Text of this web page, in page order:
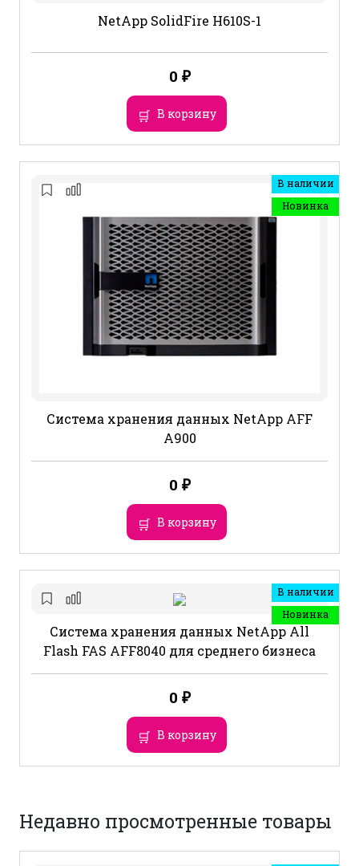
NetApp SolidFire H610S-1
0 ₽
В корзину
В наличии
Новинка
Система хранения данных NetApp AFF
A900
0 ₽
В корзину
В наличии
Новинка
Система хранения данных NetApp All
Flash FAS AFF8040 для среднего бизнеса
0 ₽
В корзину
Недавно просмотренные товары